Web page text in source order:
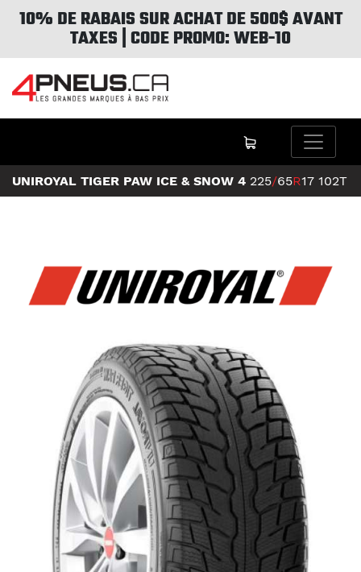
10% DE RABAIS SUR ACHAT DE 500$ AVANT
TAXES | CODE PROMO: WEB-10
UNIROYAL TIGER PAW ICE & SNOW 4 225/65R17 102T